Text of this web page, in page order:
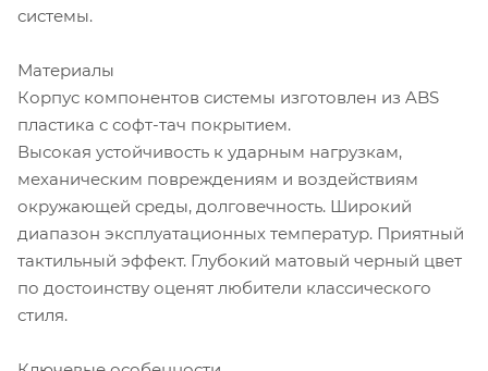
системы.
Материалы
Корпус компонентов системы изготовлен из ABS
пластика с софт-тач покрытием.
Высокая устойчивость к ударным нагрузкам,
механическим повреждениям и воздействиям
окружающей среды, долговечность. Широкий
диапазон эксплуатационных температур. Приятный
тактильный эффект. Глубокий матовый черный цвет
по достоинству оценят любители классического
стиля.